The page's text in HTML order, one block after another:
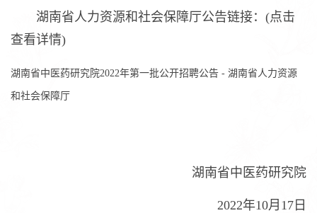
湖南省人力资源和社会保障厅公告链接：(点击
查看详情)
湖南省中医药研究院2022年第一批公开招聘公告 - 湖南省人力资源
和社会保障厅
湖南省中医药研究院
2022年10月17日